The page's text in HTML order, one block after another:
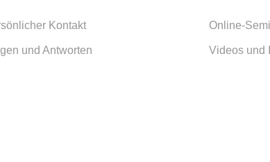
Kontakt
und Antworten
Online-
Videos und